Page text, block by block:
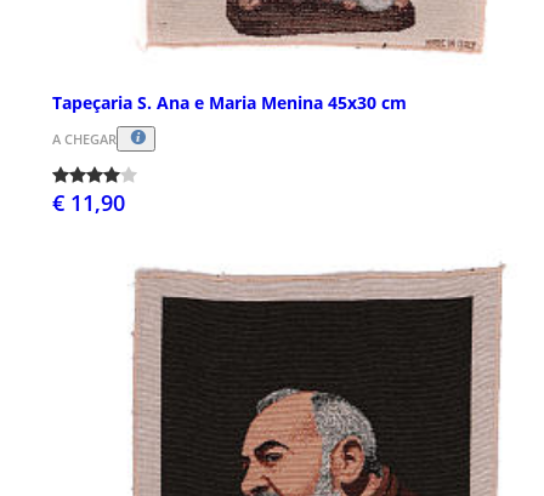
Tapeçaria S. Ana e Maria Menina 45x30 cm
A CHEGAR
€ 11,90